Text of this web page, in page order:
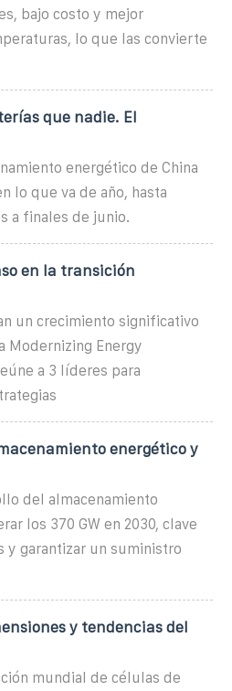
bajo costo y mejor
lo que las convierte
que nadie. El
energético de China
lo que va de año, hasta
a finales de junio.
en la transición
un crecimiento significativo
Modernizing Energy
a 3 líderes para
energético y
del almacenamiento
los 370 GW en 2030, clave
y garantizar un suministro
y tendencias del
mundial de células de